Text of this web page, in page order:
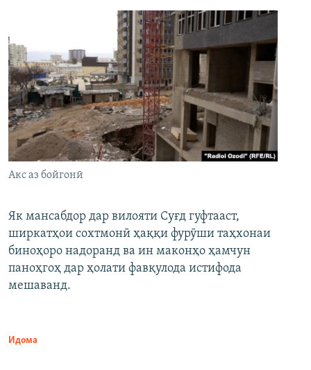
Акс аз бойгонӣ
Як мансабдор дар вилояти Суғд гуфтааст,
ширкатҳои сохтмонӣ ҳаққи фурӯши таҳхонаи
биноҳоро надоранд ва ин маконҳо ҳамчун
паноҳгоҳ дар ҳолати фавқулода истифода
мешаванд.
Идома